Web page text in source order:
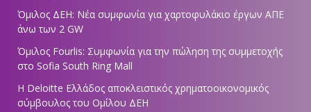
Όμιλος ΔΕΗ: Νέα συμφωνία για χαρτοφυλάκιο έργων ΑΠΕ
άνω των 2 GW
Όμιλος Fourlis: Συμφωνία για την πώληση της συμμετοχής
στο Sofia South Ring Mall
Η Deloitte Ελλάδος αποκλειστικός χρηματοοικονομικός
σύμβουλος του Ομίλου ΔΕΗ